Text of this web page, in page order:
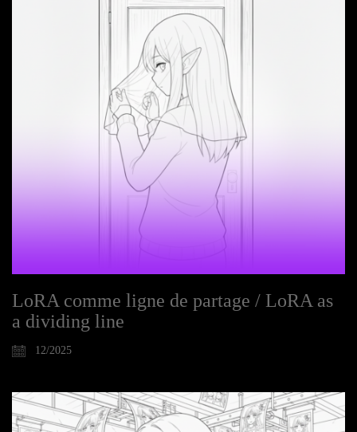
LoRA comme ligne de partage / LoRA as
a dividing line
12/2025